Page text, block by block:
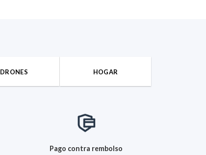
DRONES HOGAR
Pago contra rembolso